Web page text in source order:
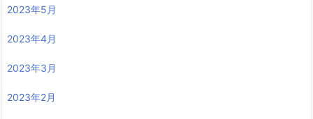
2023年5月
2023年4月
2023年3月
2023年2月